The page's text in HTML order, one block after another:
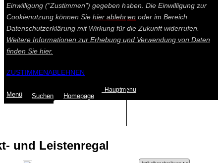
Einwilligung ("Zustimmen") gegeben haben. Die Einwilligung zur
Cookienutzung können Sie hier ablehnen oder im Bereich
Datenschutzerklärung mit Wirkung für die Zukunft widerrufen.
Weitere Informationen zur Erhebung und Verwendung von Daten
finden Sie hier.
ZUSTIMMENABLEHNEN
Menü Suchen Homepage
Hauptmenu
und Leistenregal